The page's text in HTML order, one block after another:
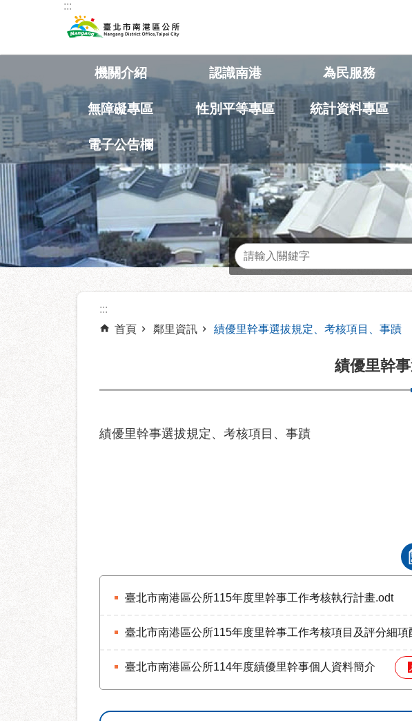
跳到主要內容區塊
:::
機關介紹 認識南港 為民服務
無障礙專區 性別平等專區 統計資料專區
電子公告欄
:::
首頁
鄰里資訊 績優里幹事選拔規定、考核項目、事蹟
績優里幹
績優里幹事選拔規定、考核項目、事蹟
臺北市南港區公所115年度里幹事工作考核執行計畫.odt
臺北市南港區公所115年度里幹事工作考核項目及評分細項
臺北市南港區公所114年度績優里幹事個人資料簡介